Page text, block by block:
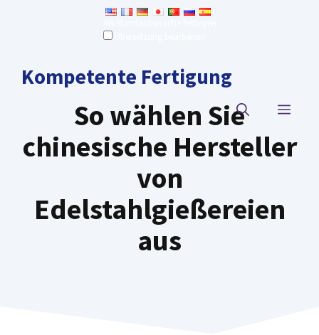
Übersetzung bearbeiten
Kompetente Fertigung
So wählen Sie
chinesische Hersteller
von
Edelstahlgießereien
aus